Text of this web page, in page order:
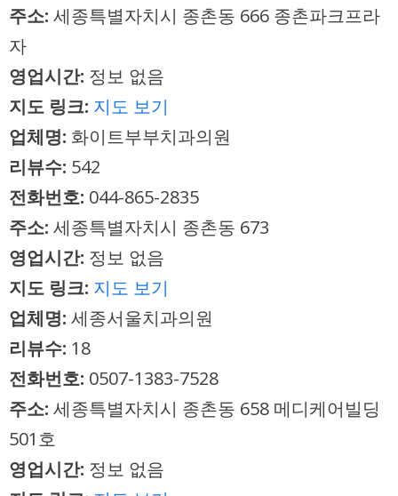
주소: 세종특별자치시 종촌동 666 종촌파크프라
자
영업시간: 정보 없음
지도 링크: 지도 보기
업체명: 화이트부부치과의원
리뷰수: 542
전화번호: 044-865-2835
주소: 세종특별자치시 종촌동 673
영업시간: 정보 없음
지도 링크: 지도 보기
업체명: 세종서울치과의원
리뷰수: 18
전화번호: 0507-1383-7528
주소: 세종특별자치시 종촌동 658 메디케어빌딩
501호
영업시간: 정보 없음